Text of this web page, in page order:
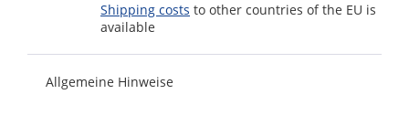
Shipping costs to other countries of the EU is
available
Allgemeine Hinweise